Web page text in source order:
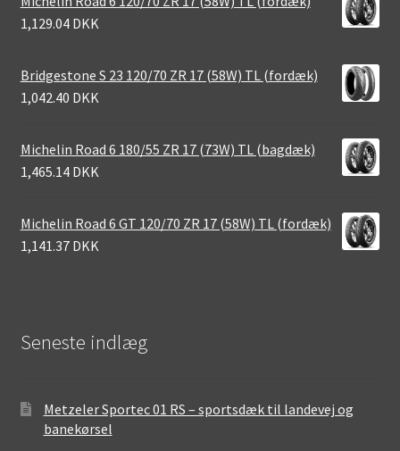
1,129.04 DKK
Bridgestone S 23 120/70 ZR 17 (58W) TL (fordæk)
1,042.40 DKK
Michelin Road 6 180/55 ZR 17 (73W) TL (bagdæk)
1,465.14 DKK
Michelin Road 6 GT 120/70 ZR 17 (58W) TL (fordæk)
1,141.37 DKK
Seneste indlæg
Metzeler Sportec 01 RS – sportsdæk til landevej og
banekørsel